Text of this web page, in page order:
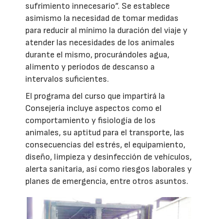
sufrimiento innecesario”. Se establece
asimismo la necesidad de tomar medidas
para reducir al mínimo la duración del viaje y
atender las necesidades de los animales
durante el mismo, procurándoles agua,
alimento y períodos de descanso a
intervalos suficientes.
El programa del curso que impartirá la
Consejería incluye aspectos como el
comportamiento y fisiología de los
animales, su aptitud para el transporte, las
consecuencias del estrés, el equipamiento,
diseño, limpieza y desinfección de vehículos,
alerta sanitaria, así como riesgos laborales y
planes de emergencia, entre otros asuntos.